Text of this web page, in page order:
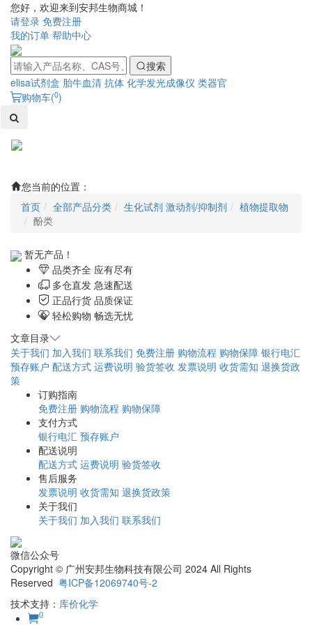
您好，欢迎来到安邦生物商城！
请登录 免费注册
我的订单 帮助中心
搜索
elisa试剂盒 胎牛血清 抗体 化学发光成像仪 类器官
购物车(0)
您当前的位置：
首页
全部产品分类 生化试剂 激动剂/抑制剂
植物提取物
酚类
暂无产品！
品类齐全 应有尽有
多仓直发 急速配送
正品行货 品质保证
轻松购物 畅选无忧
文章目录
关于我们 加入我们 联系我们 免费注册 购物流程 购物保障 银行电汇
预存账户 配送方式 运费说明 验货签收 发票说明 收货需知 退换货政
策
订购指南
免费注册 购物流程 购物保障
支付方式
银行电汇 预存账户
配送说明
配送方式 运费说明 验货签收
售后服务
发票说明 收货需知 退换货政策
关于我们
关于我们 加入我们 联系我们
微信公众号
Copyright © 广州安邦生物科技有限公司 2024 All Rights
Reserved 粤ICP备12069740号-2
技术支持： 库价化学
0